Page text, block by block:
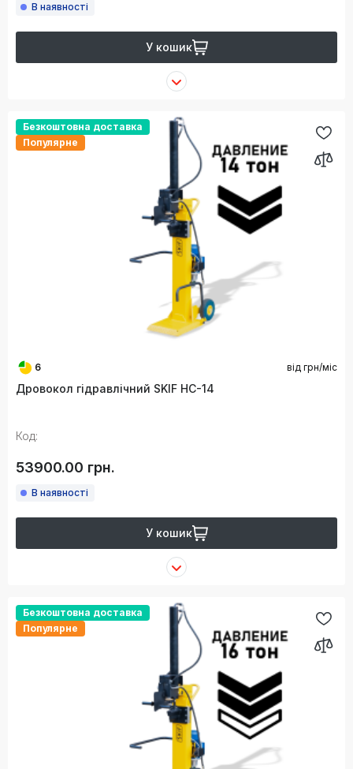
В наявності
У кошик
Безкоштовна доставка
Популярне
6 від грн/міс
Дровокол гідравлічний SKIF HC-14
Код:
53900.00 грн.
В наявності
У кошик
Безкоштовна доставка
Популярне